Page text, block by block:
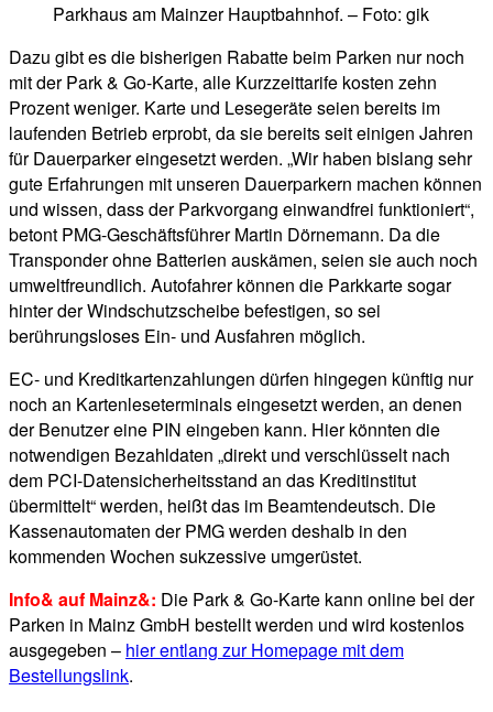
Parkhaus am Mainzer Hauptbahnhof. – Foto: gik
Dazu gibt es die bisherigen Rabatte beim Parken nur noch
mit der Park & Go-Karte, alle Kurzzeittarife kosten zehn
Prozent weniger. Karte und Lesegeräte seien bereits im
laufenden Betrieb erprobt, da sie bereits seit einigen Jahren
für Dauerparker eingesetzt werden. „Wir haben bislang sehr
gute Erfahrungen mit unseren Dauerparkern machen können
und wissen, dass der Parkvorgang einwandfrei funktioniert“,
betont PMG-Geschäftsführer Martin Dörnemann. Da die
Transponder ohne Batterien auskämen, seien sie auch noch
umweltfreundlich. Autofahrer können die Parkkarte sogar
hinter der Windschutzscheibe befestigen, so sei
berührungsloses Ein- und Ausfahren möglich.
EC- und Kreditkartenzahlungen dürfen hingegen künftig nur
noch an Kartenleseterminals eingesetzt werden, an denen
der Benutzer eine PIN eingeben kann. Hier könnten die
notwendigen Bezahldaten „direkt und verschlüsselt nach
dem PCI-Datensicherheitsstand an das Kreditinstitut
übermittelt“ werden, heißt das im Beamtendeutsch. Die
Kassenautomaten der PMG werden deshalb in den
kommenden Wochen sukzessive umgerüstet.
Info& auf Mainz&: Die Park & Go-Karte kann online bei der
Parken in Mainz GmbH bestellt werden und wird kostenlos
ausgegeben – hier entlang zur Homepage mit dem
Bestellungslink.